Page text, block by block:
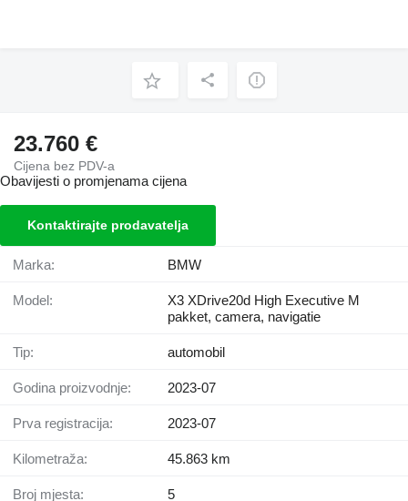
23.760 €
Cijena bez PDV-a
Obavijesti o promjenama cijena
Kontaktirajte prodavatelja
Marka: BMW
Model:
X3 XDrive20d High Executive M
pakket, camera, navigatie
Tip: automobil
Godina proizvodnje: 2023-07
Prva registracija: 2023-07
Kilometraža: 45.863 km
Broj mjesta: 5